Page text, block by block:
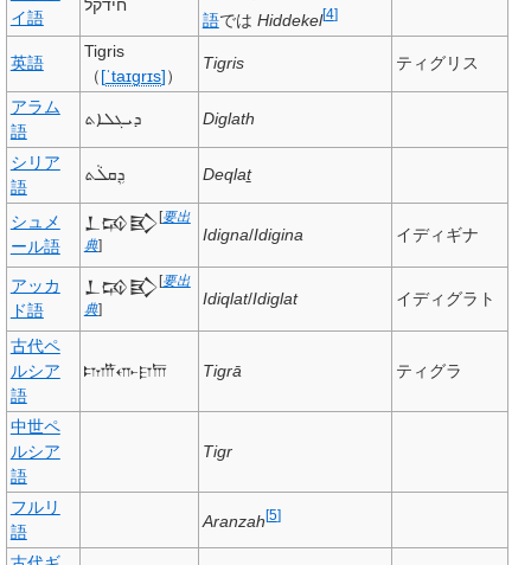
イ語
חידקל
語では Hiddekel[4]
英語
Tigris
（[ˈtaɪɡrɪs]）
Tigris ティグリス
アラム
語
ܕܝܓܠܐܬ Diglath
シリア
語
ܕܹܩܠܵܬ Deqlaṯ
シュメ
ール語
𒁇𒄘𒃼[要出
典]
Idigna/Idigina イディギナ
アッカ
ド語
𒁇𒄘𒃼[要出
典]
Idiqlat/Idiglat イディグラト
古代ペ
ルシア
語
𐎫𐎡𐎥𐎼𐎠 Tigrā ティグラ
中世ペ
ルシア
語
Tigr
フルリ
語
Aranzah[5]